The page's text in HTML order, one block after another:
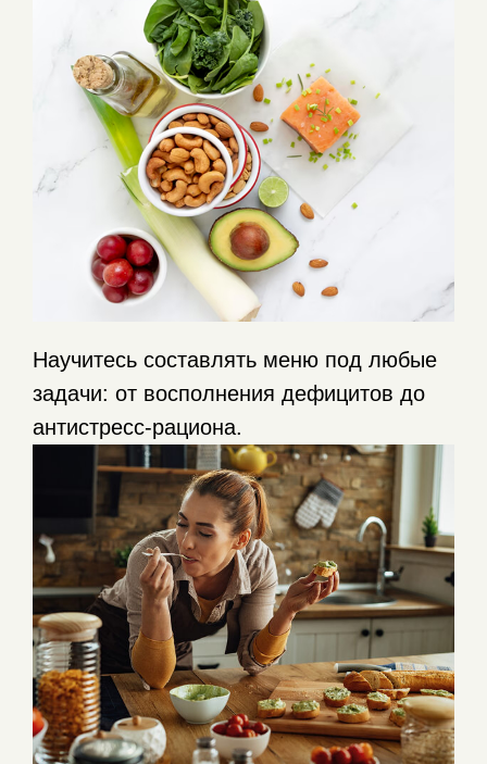
Научитесь составлять меню под любые
задачи: от восполнения дефицитов до
антистресс-рациона.